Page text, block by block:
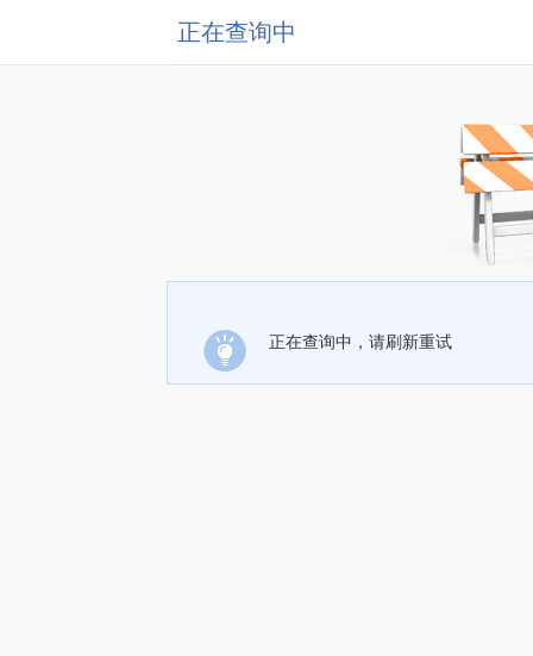
正在查询中
正在查询中，请刷新重试